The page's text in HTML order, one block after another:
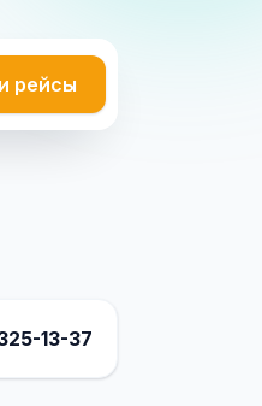
рейсы
13-37